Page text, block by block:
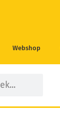
Webshop